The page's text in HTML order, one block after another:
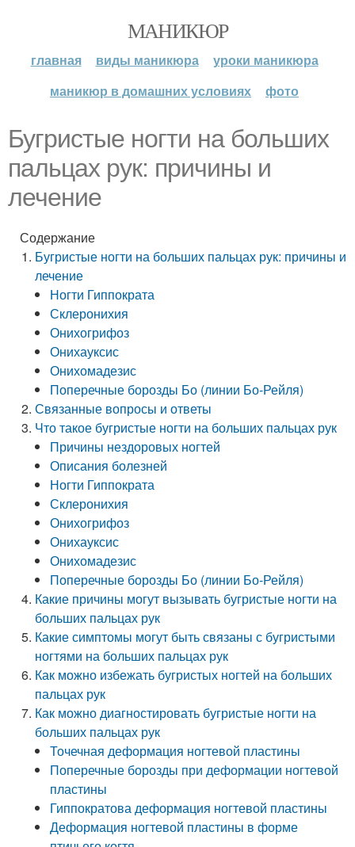
МАНИКЮР
главная виды маникюра
уроки маникюра
маникюр в домашних условиях
фото
Бугристые ногти на больших
пальцах рук: причины и
лечение
Содержание
Бугристые ногти на больших пальцах рук: причины и
лечение
Ногти Гиппократа
Склеронихия
Онихогрифоз
Онихауксис
Онихомадезис
Поперечные борозды Бо (линии Бо-Рейля)
Связанные вопросы и ответы
Что такое бугристые ногти на больших пальцах рук
Причины нездоровых ногтей
Описания болезней
Ногти Гиппократа
Склеронихия
Онихогрифоз
Онихауксис
Онихомадезис
Поперечные борозды Бо (линии Бо-Рейля)
Какие причины могут вызывать бугристые ногти на
больших пальцах рук
Какие симптомы могут быть связаны с бугристыми
ногтями на больших пальцах рук
Как можно избежать бугристых ногтей на больших
пальцах рук
Как можно диагностировать бугристые ногти на
больших пальцах рук
Точечная деформация ногтевой пластины
Поперечные борозды при деформации ногтевой
пластины
Гиппократова деформация ногтевой пластины
Деформация ногтевой пластины в форме